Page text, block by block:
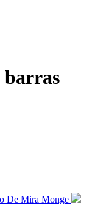
barras
De Mira Monge